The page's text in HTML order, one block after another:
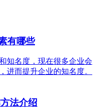
有哪些
知名度，现在很多企业会
进而提升企业的知名度。
法介绍